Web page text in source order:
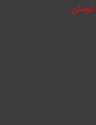
تومان